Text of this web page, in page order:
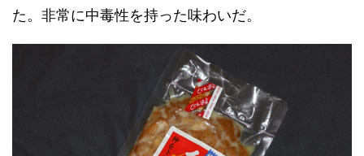
た。非常に中毒性を持った味わいだ。